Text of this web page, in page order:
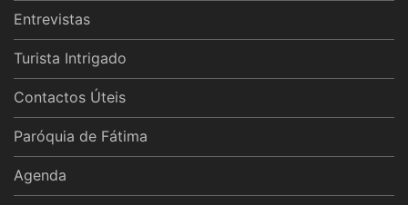
Entrevistas
Turista Intrigado
Contactos Úteis
Paróquia de Fátima
Agenda